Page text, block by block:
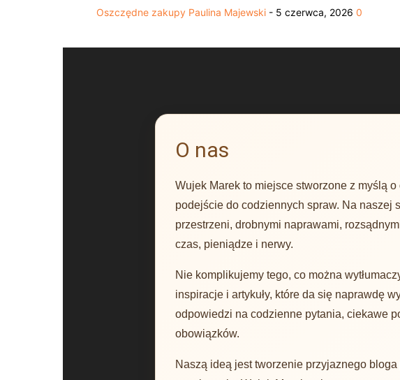
Oszczędne zakupy Paulina Majewski - 5 czerwca, 2026 0
O nas
Wujek Marek to miejsce stworzone z myślą
podejście do codziennych spraw. Na naszej
przestrzeni, drobnymi naprawami,
czas, pieniądze i nerwy.
Nie komplikujemy tego, co można
inspiracje i artykuły, które da się naprawdę
odpowiedzi na codzienne pytania, ciekawe
obowiązków.
Naszą ideą jest tworzenie przyjaznego